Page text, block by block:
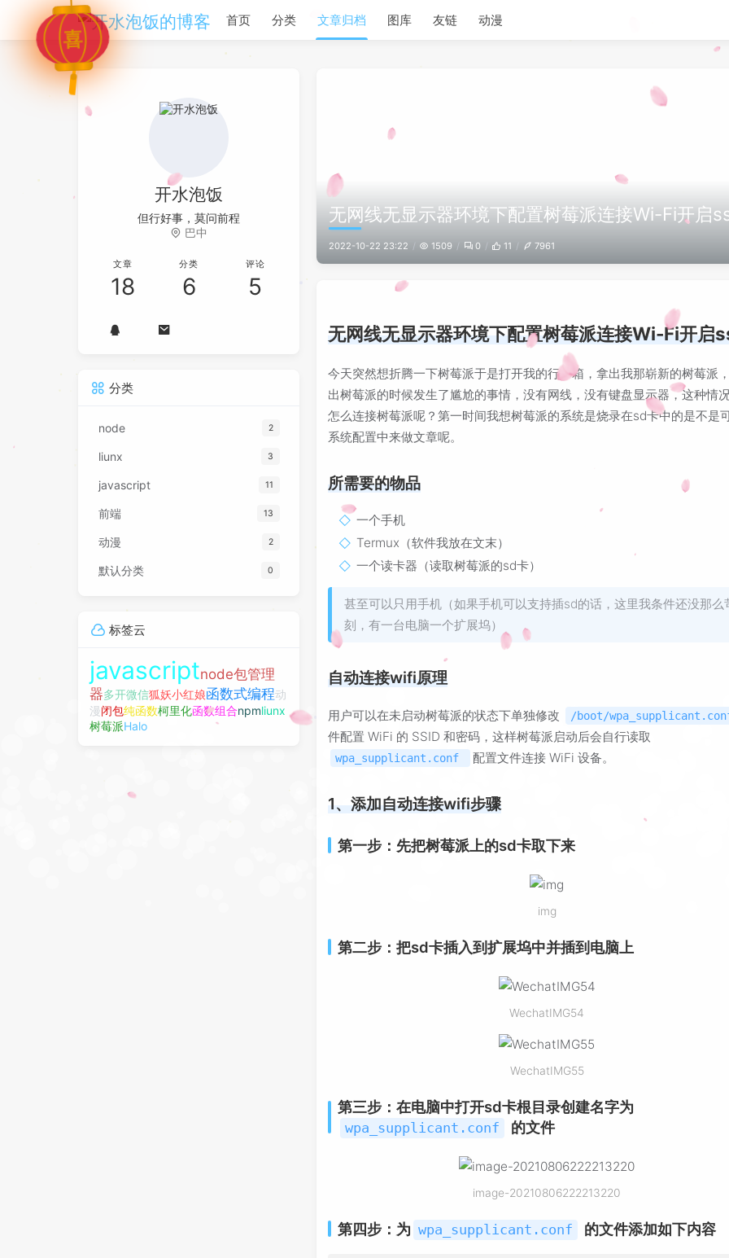
首页 分类 文章归档 图库 友链 动漫
无网线无显示器环境下配置树莓派连接Wi-Fi开启
2022-10-22 23:22 1509 0 11 7961
无网线无显示器环境下配置树莓派连接Wi-Fi开启
今天突然想折腾一下树莓派于是打开我的行李箱，拿出我那崭新的树莓派
出树莓派的时候发生了尴尬的事情，没有网线，没有键盘显示器，这种情
怎么连接树莓派呢？第一时间我想树莓派的系统是烧录在sd卡中的是不是
系统配置中来做文章呢。
所需要的物品
一个手机
Termux（软件我放在文末）
一个读卡器（读取树莓派的sd卡）
甚至可以只用手机（如果手机可以支持插sd的话，这里我条件还没那么
刻，有一台电脑一个扩展坞）
自动连接wifi原理
用户可以在未启动树莓派的状态下单独修改 /boot/
件配置 WiFi 的 SSID 和密码，这样树莓派启动后会自行读取
wpa_supplicant.conf 配置文件连接 WiFi 设备。
1、添加自动连接wifi步骤
第一步：先把树莓派上的sd卡取下来
img
第二步：把sd卡插入到扩展坞中并插到电脑上
WechatIMG54
WechatIMG55
第三步：在电脑中打开sd卡根目录创建名字为
wpa_supplicant.conf 的文件
image-20210806222213220
第四步：为 wpa_supplicant.conf 的文件添加如下内容
开水泡饭
但行好事，莫问前程
巴中
文章
18
分类
6
评论
5
分类
node 2
liunx 3
javascript 11
前端 13
动漫 2
默认分类 0
标签云
javascriptnode包管理
器多开微信狐妖小红娘函数式编程动
漫闭包纯函数柯里化函数组合npmliunx
树莓派Halo
喜